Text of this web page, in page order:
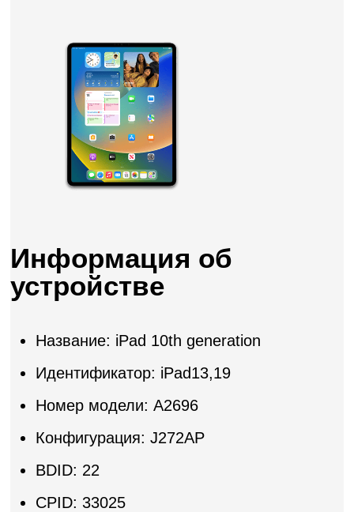
Информация об
устройстве
Название: iPad 10th generation
Идентификатор: iPad13,19
Номер модели: A2696
Конфигурация: J272AP
BDID: 22
CPID: 33025